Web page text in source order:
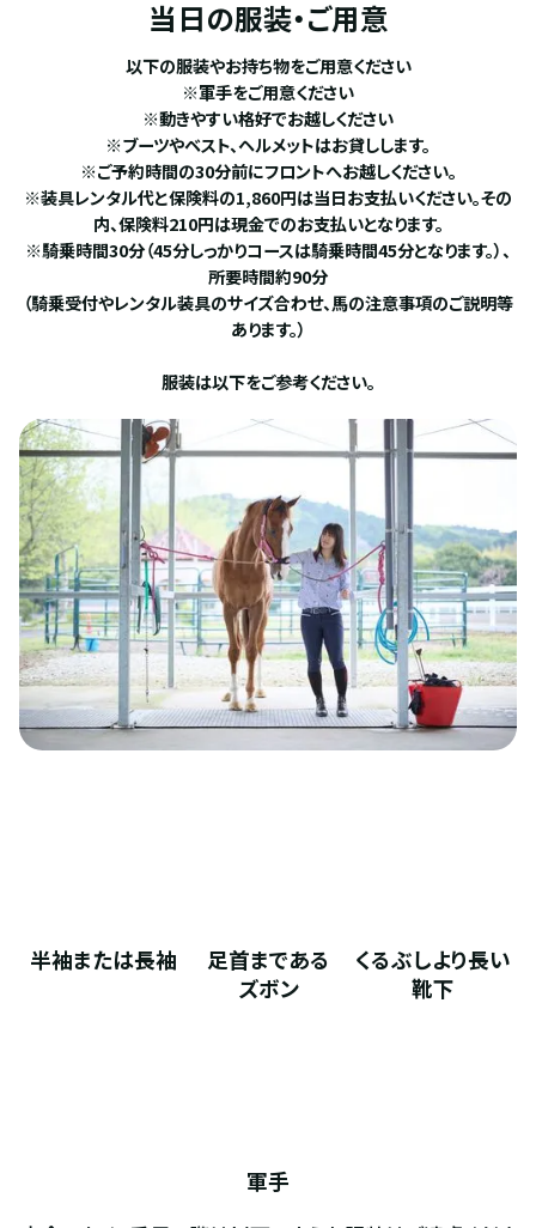
当日の服装・ご用意
以下の服装やお持ち物をご用意ください
※軍手をご用意ください
※動きやすい格好でお越しください
※ブーツやベスト、ヘルメットはお貸しします。
※ご予約時間の30分前にフロントへお越しください。
※装具レンタル代と保険料の1,860円は当日お支払いください。その
内、保険料210円は現金でのお支払いとなります。
※騎乗時間30分（45分しっかりコースは騎乗時間45分となります。）、
所要時間約90分
（騎乗受付やレンタル装具のサイズ合わせ、馬の注意事項のご説明等
あります。）
服装は以下をご参考ください。
半袖または長袖
足首まである
ズボン
くるぶしより長い
靴下
軍手